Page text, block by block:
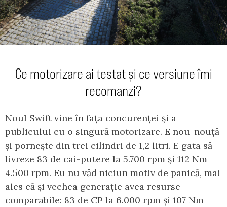
Ce motorizare ai testat și ce versiune îmi
recomanzi?
Noul Swift vine în fața concurenței și a
publicului cu o singură motorizare. E nou-nouță
și pornește din trei cilindri de 1,2 litri. E gata să
livreze 83 de cai-putere la 5.700 rpm și 112 Nm
4.500 rpm. Eu nu văd niciun motiv de panică, mai
ales că și vechea generație avea resurse
comparabile: 83 de CP la 6.000 rpm și 107 Nm